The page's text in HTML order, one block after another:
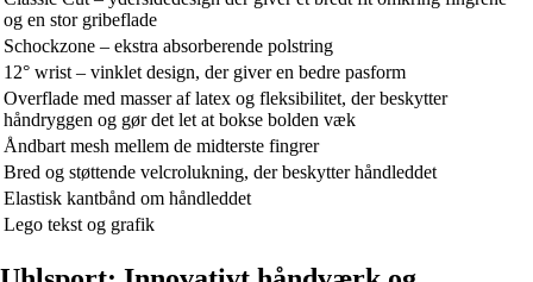
og en stor gribeflade
Schockzone – ekstra absorberende polstring
12° wrist – vinklet design, der giver en bedre pasform
Overflade med masser af latex og fleksibilitet, der beskytter
håndryggen og gør det let at bokse bolden væk
Åndbart mesh mellem de midterste fingrer
Bred og støttende velcrolukning, der beskytter håndleddet
Elastisk kantbånd om håndleddet
Lego tekst og grafik